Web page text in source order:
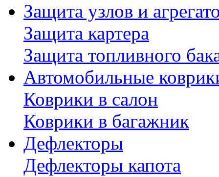
Защита узлов и
Защита картера
Защита топливного
Автомобильные
Коврики в салон
Коврики в багажник
Дефлекторы
Дефлекторы капота